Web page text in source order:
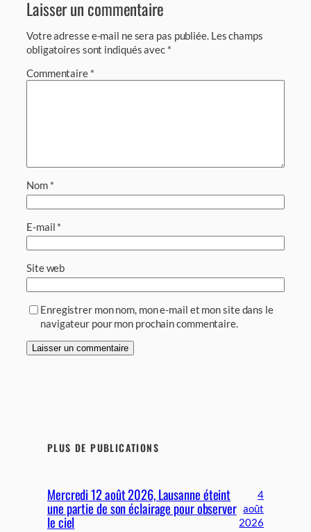
Laisser un commentaire
Votre adresse e-mail ne sera pas publiée. Les champs
obligatoires sont indiqués avec *
Commentaire *
Nom *
E-mail *
Site web
Enregistrer mon nom, mon e-mail et mon site dans le
navigateur pour mon prochain commentaire.
PLUS DE PUBLICATIONS
Mercredi 12 août 2026, Lausanne éteint
une partie de son éclairage pour observer
le ciel
4
août
2026